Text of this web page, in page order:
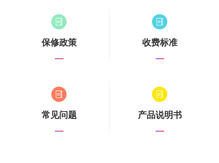
保修政策 收费标准
常见问题 产品说明书